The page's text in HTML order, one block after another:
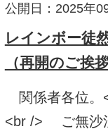
公開日：2025年
レインボー徒
（再開のご挨拶
関係者各位。
<br /> ご無沙